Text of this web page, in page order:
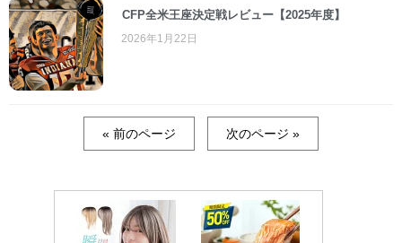
CFP全米王座決定戦レビュー【2025年度】
2026年1月22日
« 前のページ 次のページ »